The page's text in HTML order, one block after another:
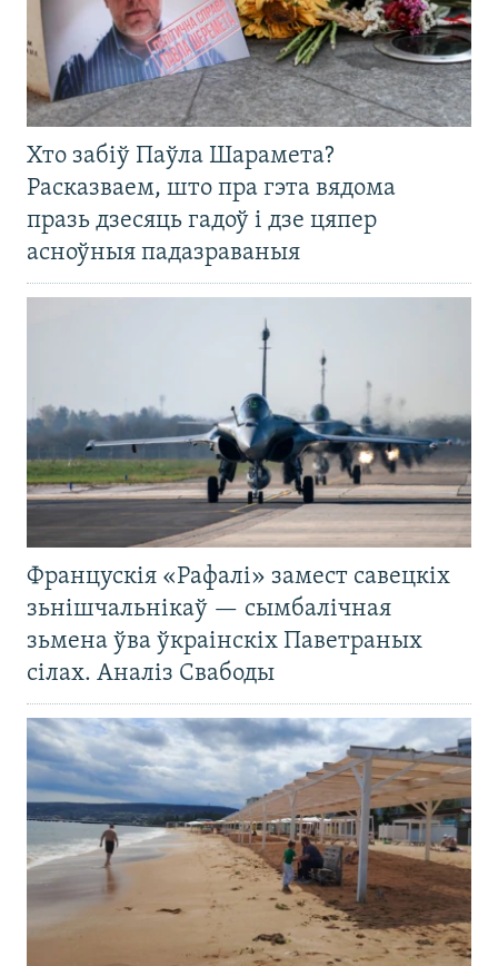
Хто забіў Паўла Шарамета?
Расказваем, што пра гэта вядома
празь дзесяць гадоў і дзе цяпер
асноўныя падазраваныя
Францускія «Рафалі» замест савецкіх
зьнішчальнікаў — сымбалічная
зьмена ўва ўкраінскіх Паветраных
сілах. Аналіз Свабоды